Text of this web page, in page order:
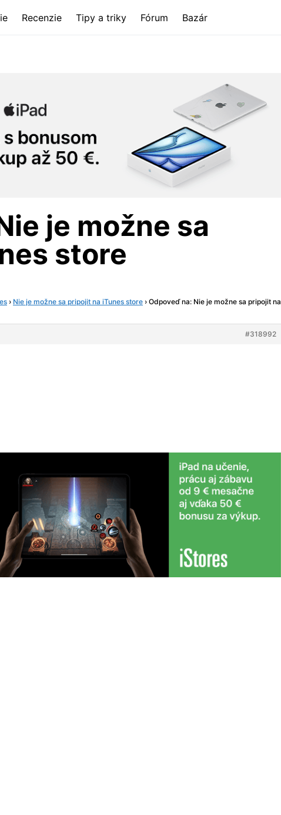
Recenzie Tipy a triky Fórum Bazár
je možne sa
store
› Nie je možne sa pripojit na iTunes store › Odpoveď na: Nie je možne sa pripojit na
#318992